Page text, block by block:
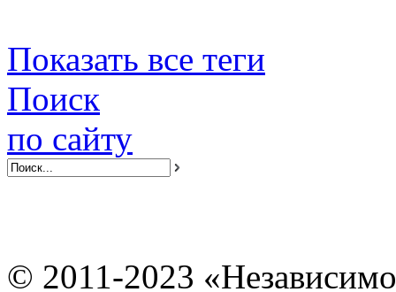
Показать все теги
Поиск
по сайту
© 2011-2023